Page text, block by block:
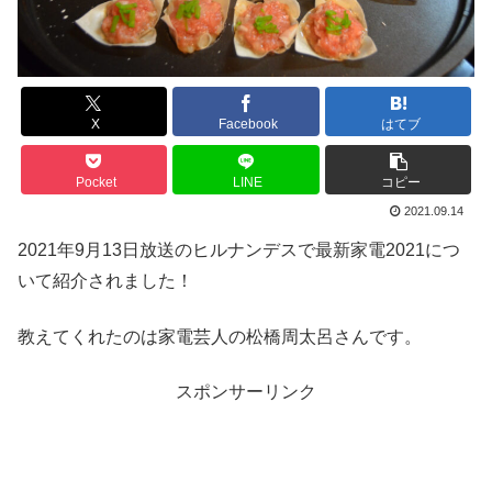
X Facebook はてブ
Pocket LINE コピー
2021.09.14
2021年9月13日放送のヒルナンデスで最新家電2021につ
いて紹介されました！
教えてくれたのは家電芸人の松橋周太呂さんです。
スポンサーリンク